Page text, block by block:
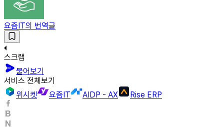
요즘IT의 번역글
스크랩
물어보기
서비스 전체보기
위시켓
요즘IT AIDP - AX Rise ERP